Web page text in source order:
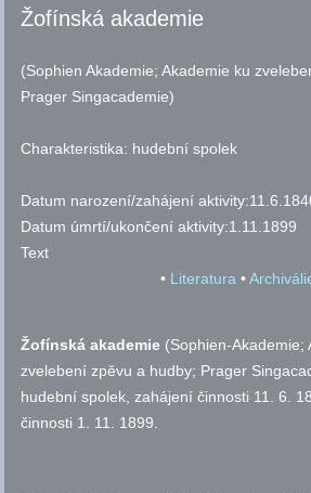
Žofínská akademie
(Sophien Akademie; Akademie ku
Prager Singacademie)
Charakteristika: hudební spolek
Datum narození/zahájení aktivity:
Datum úmrtí/ukončení aktivity:1.11.1899
Text
• Literatura •
Žofínská akademie (Sophien-Akademie;
zvelebení zpěvu a hudby; Prager
hudební spolek, zahájení činnosti 11. 6.
činnosti 1. 11. 1899.